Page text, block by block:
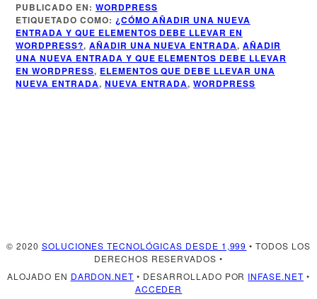
Más de Infase
PUBLICADO EN: WORDPRESS
ETIQUETADO COMO: ¿CÓMO AÑADIR UNA NUEVA
ENTRADA Y QUE ELEMENTOS DEBE LLEVAR EN
WORDPRESS?, AÑADIR UNA NUEVA ENTRADA, AÑADIR
UNA NUEVA ENTRADA Y QUE ELEMENTOS DEBE LLEVAR
EN WORDPRESS, ELEMENTOS QUE DEBE LLEVAR UNA
NUEVA ENTRADA, NUEVA ENTRADA,WORDPRESS
© 2020 SOLUCIONES TECNOLÓGICAS DESDE 1,999 • TODOS LOS
DERECHOS RESERVADOS •
ALOJADO EN DARDON.NET • DESARROLLADO POR INFASE.NET •
ACCEDER